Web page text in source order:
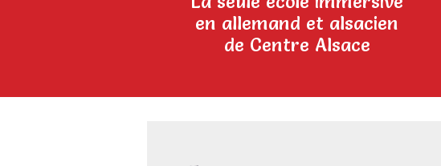
en allemand et alsacien
de Centre Alsace